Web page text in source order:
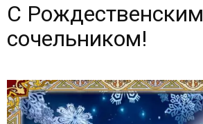
Морской
собор
С Рождественским
сочельником!